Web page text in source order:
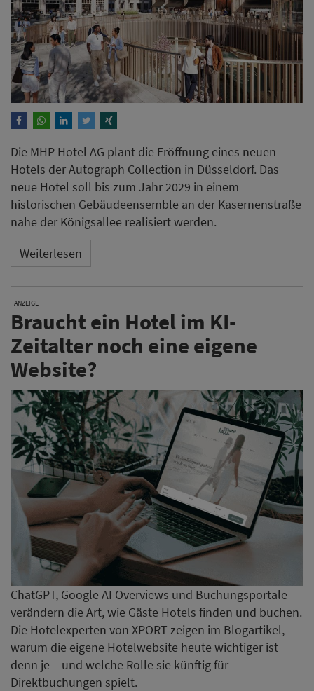
Die MHP Hotel AG plant die Eröffnung eines neuen
Hotels der Autograph Collection in Düsseldorf. Das
neue Hotel soll bis zum Jahr 2029 in einem
historischen Gebäudeensemble an der Kasernenstraße
nahe der Königsallee realisiert werden.
Weiterlesen
ANZEIGE
Braucht ein Hotel im KI-
Zeitalter noch eine eigene
Website?
ChatGPT, Google AI Overviews und Buchungsportale
verändern die Art, wie Gäste Hotels finden und buchen.
Die Hotelexperten von XPORT zeigen im Blogartikel,
warum die eigene Hotelwebsite heute wichtiger ist
denn je – und welche Rolle sie künftig für
Direktbuchungen spielt.